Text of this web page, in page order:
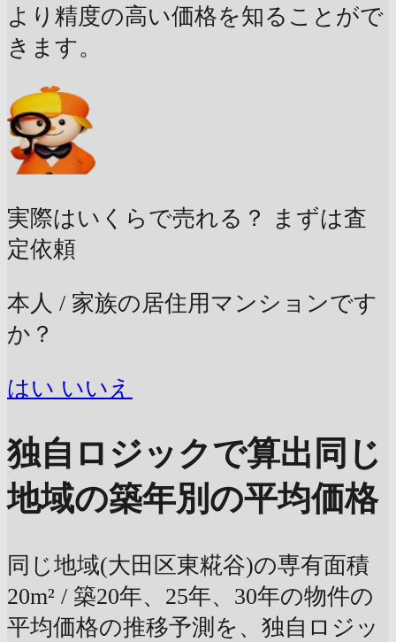
より精度の高い価格を知ることがで
きます。
実際はいくらで売れる？
まずは査
定依頼
本人 / 家族の居住用マンションです
か？
はい いいえ
独自ロジックで算出 同じ
地域の築年別の平均価格
同じ地域(大田区東糀谷)の専有面積
20m² / 築20年、25年、30年の物件の
平均価格の推移予測を、独自ロジッ